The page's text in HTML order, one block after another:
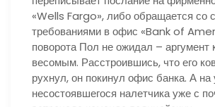
«Wells Fargo», либо обращается со
требованиями в офис «Bank of
поворота Пол не ожидал – аргумент
весомым. Расстроившись, что его
рухнул, он покинул офис банка. А на
несостоявшегося налетчика уже с